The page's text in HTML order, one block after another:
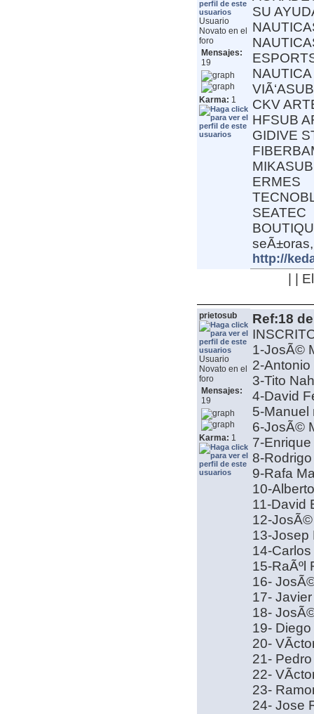
Usuario
Novato en el
foro
Mensajes:
19
Karma: 1
SU
VIÃ‘ASUB
CKV
HFSUB
GIDIVE
MIKASUB
ERMES
SEATEC
http://
| |
prietosub
Usuario
Novato en el
foro
Mensajes:
19
Karma: 1
Ref:18
1-JosÃ©
2-
3-Tito
4-David
5-Manuel
6-JosÃ©
7-
8-
9-Rafa
10-
11-David
12-
13-Josep
14-
15-RaÃºl
16-
17-
18-
19-
20-
21-
22-
23-
24- Jose